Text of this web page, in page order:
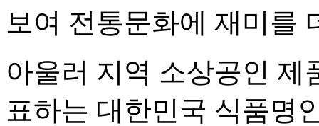
보여 전통문화에 재미를
아울러 지역 소상공인 제
표하는 대한민국 식품명